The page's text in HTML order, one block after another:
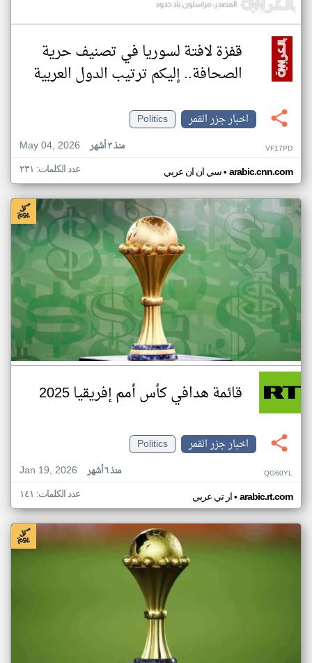
قفزة لافتة لسوريا في تصنيف حرية
الصحافة.. إليكم ترتيب الدول العربية
اخبار جزر القمر
Politics
May 04, 2026
منذ ٣ أشهر VF17PD
سي ان ان عربي• arabic.cnn.com عدد الكلمات: ٢٣١
قائمة هدافي كأس أمم إفريقيا 2025
اخبار جزر القمر
Politics
Jan 19, 2026
منذ ٦ أشهر QG60YL
ار تي عربي• arabic.rt.com عدد الكلمات: ١٤١